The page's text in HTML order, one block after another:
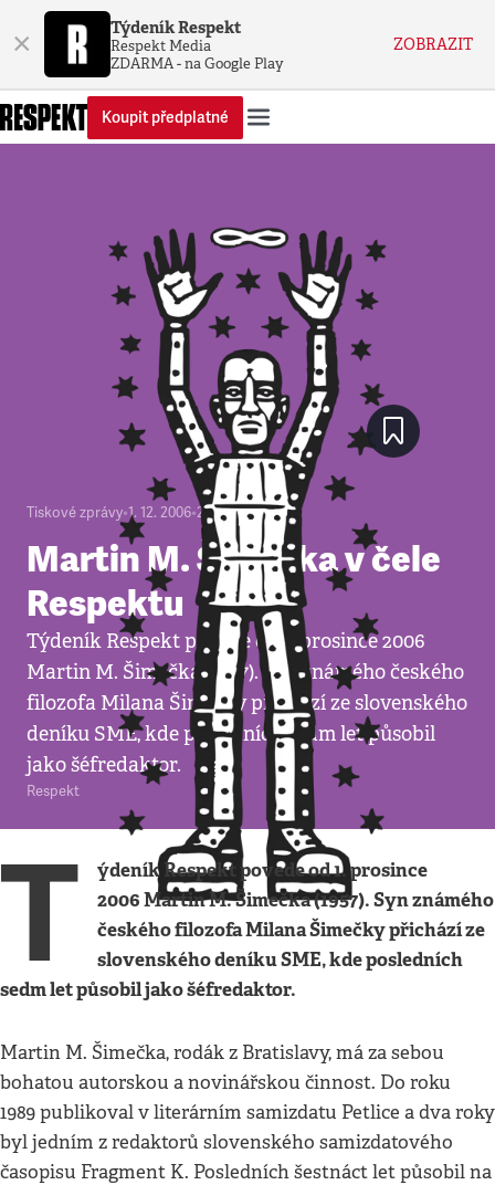
× Týdeník Respekt
Respekt Media
ZDARMA - na Google Play
ZOBRAZIT
Koupit předplatné
Tiskové zprávy•1. 12. 2006•2minuty
Martin M. Šimečka v čele
Respektu
Týdeník Respekt povede od 1. prosince 2006
Martin M. Šimečka (1957). Syn známého českého
filozofa Milana Šimečky přichází ze slovenského
deníku SME, kde posledních sedm let působil
jako šéfredaktor.
Respekt
T
ýdeník Respekt povede od 1. prosince
2006 Martin M. Šimečka (1957). Syn známého
českého filozofa Milana Šimečky přichází ze
slovenského deníku SME, kde posledních
sedm let působil jako šéfredaktor.
Martin M. Šimečka, rodák z Bratislavy, má za sebou
bohatou autorskou a novinářskou činnost. Do roku
1989 publikoval v literárním samizdatu Petlice a dva roky
byl jedním z redaktorů slovenského samizdatového
časopisu Fragment K. Posledních šestnáct let působil na